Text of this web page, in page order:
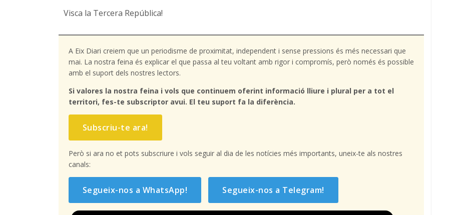
Visca la Tercera República!
A Eix Diari creiem que un periodisme de proximitat, independent i sense pressions és més necessari que
mai. La nostra feina és explicar el que passa al teu voltant amb rigor i compromís, però només és possible
amb el suport dels nostres lectors.
Si valores la nostra feina i vols que continuem oferint informació lliure i plural per a tot el
territori, fes-te subscriptor avui. El teu suport fa la diferència.
Subscriu-te ara!
Però si ara no et pots subscriure i vols seguir al dia de les notícies més importants, uneix-te als nostres
canals:
Segueix-nos a WhatsApp! Segueix-nos a Telegram!